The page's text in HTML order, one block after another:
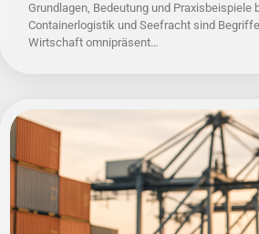
Grundlagen, Bedeutung und Praxisbeispiele
Containerlogistik und Seefracht sind
Wirtschaft omnipräsent…